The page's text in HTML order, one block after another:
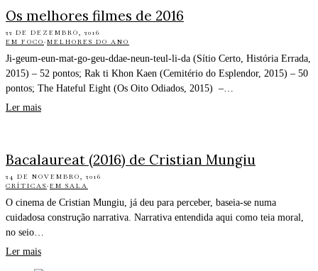
Os melhores filmes de 2016
22 DE DEZEMBRO, 2016
EM FOCO·MELHORES DO ANO
Ji-geum-eun-mat-go-geu-ddae-neun-teul-li-da (Sítio Certo, História Errada,
2015) – 52 pontos; Rak ti Khon Kaen (Cemitério do Esplendor, 2015) – 50
pontos; The Hateful Eight (Os Oito Odiados, 2015) –…
Ler mais
Bacalaureat (2016) de Cristian Mungiu
24 DE NOVEMBRO, 2016
CRÍTICAS·EM SALA
O cinema de Cristian Mungiu, já deu para perceber, baseia-se numa
cuidadosa construção narrativa. Narrativa entendida aqui como teia moral,
no seio…
Ler mais